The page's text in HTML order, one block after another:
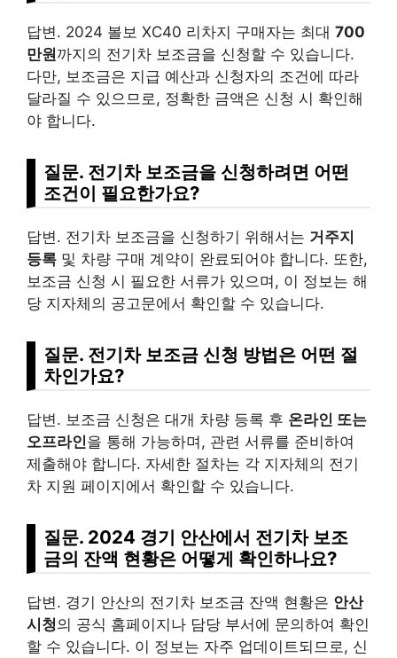
답변. 2024 볼보 XC40 리차지 구매자는 최대 700
만원까지의 전기차 보조금을 신청할 수 있습니다.
다만, 보조금은 지급 예산과 신청자의 조건에 따라
달라질 수 있으므로, 정확한 금액은 신청 시 확인해
야 합니다.
질문. 전기차 보조금을 신청하려면 어떤
조건이 필요한가요?
답변. 전기차 보조금을 신청하기 위해서는 거주지
등록 및 차량 구매 계약이 완료되어야 합니다. 또한,
보조금 신청 시 필요한 서류가 있으며, 이 정보는 해
당 지자체의 공고문에서 확인할 수 있습니다.
질문. 전기차 보조금 신청 방법은 어떤 절
차인가요?
답변. 보조금 신청은 대개 차량 등록 후 온라인 또는
오프라인을 통해 가능하며, 관련 서류를 준비하여
제출해야 합니다. 자세한 절차는 각 지자체의 전기
차 지원 페이지에서 확인할 수 있습니다.
질문. 2024 경기 안산에서 전기차 보조
금의 잔액 현황은 어떻게 확인하나요?
답변. 경기 안산의 전기차 보조금 잔액 현황은 안산
시청의 공식 홈페이지나 담당 부서에 문의하여 확인
할 수 있습니다. 이 정보는 자주 업데이트되므로, 신